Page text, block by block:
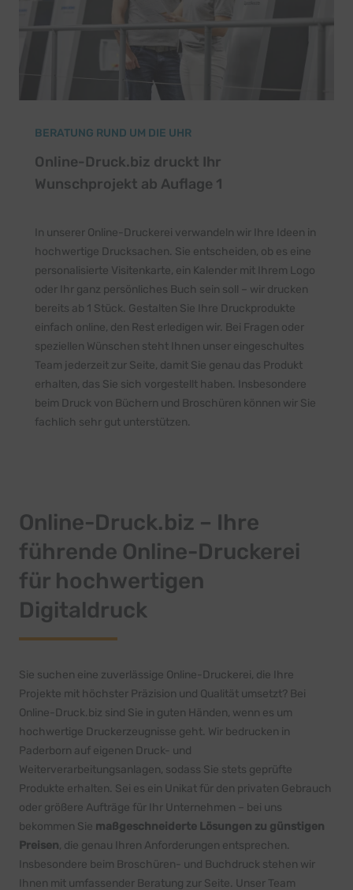
BERATUNG RUND UM DIE UHR
Online-Druck.biz druckt Ihr
Wunschprojekt ab Auflage 1
In unserer Online-Druckerei verwandeln wir Ihre Ideen in
hochwertige Drucksachen. Sie entscheiden, ob es eine
personalisierte Visitenkarte, ein Kalender mit Ihrem Logo
oder Ihr ganz persönliches Buch sein soll – wir drucken
bereits ab 1 Stück. Gestalten Sie Ihre Druckprodukte
einfach online, den Rest erledigen wir. Bei Fragen oder
speziellen Wünschen steht Ihnen unser eingeschultes
Team jederzeit zur Seite, damit Sie genau das Produkt
erhalten, das Sie sich vorgestellt haben. Insbesondere
beim Druck von Büchern und Broschüren können wir Sie
fachlich sehr gut unterstützen.
Online-Druck.biz – Ihre
führende Online-Druckerei
für hochwertigen
Digitaldruck
Sie suchen eine zuverlässige Online-Druckerei, die Ihre
Projekte mit höchster Präzision und Qualität umsetzt? Bei
Online-Druck.biz sind Sie in guten Händen, wenn es um
hochwertige Druckerzeugnisse geht. Wir bedrucken in
Paderborn auf eigenen Druck- und
Weiterverarbeitungsanlagen, sodass Sie stets geprüfte
Produkte erhalten. Sei es ein Unikat für den privaten Gebrauch
oder größere Aufträge für Ihr Unternehmen – bei uns
bekommen Sie maßgeschneiderte Lösungen zu günstigen
Preisen, die genau Ihren Anforderungen entsprechen.
Insbesondere beim Broschüren- und Buchdruck stehen wir
Ihnen mit umfassender Beratung zur Seite. Unser Team